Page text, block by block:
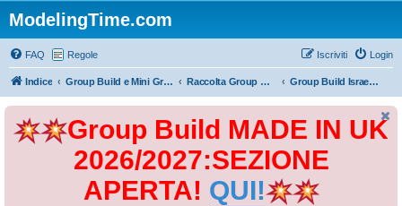
ModelingTime.com
FAQ Regole Login
Iscriviti
Indice Group Build e Mini Group Build Raccolta Group Build Group Build Israeli Defense Force 2015
Group Build MADE IN UK
2026/2027:SEZIONE
APERTA! QUI!